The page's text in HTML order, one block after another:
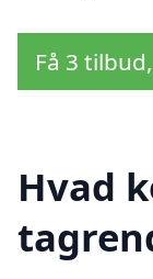
Få 3
Hvad